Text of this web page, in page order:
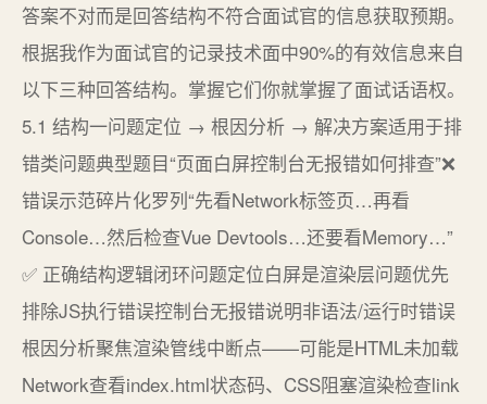
答案不对而是回答结构不符合面试官的信息获取预期。
根据我作为面试官的记录技术面中90%的有效信息来自
以下三种回答结构。掌握它们你就掌握了面试话语权。
5.1 结构一问题定位 → 根因分析 → 解决方案适用于排
错类问题典型题目“页面白屏控制台无报错如何排查”❌
错误示范碎片化罗列“先看Network标签页…再看
Console…然后检查Vue Devtools…还要看Memory…”
✅ 正确结构逻辑闭环问题定位白屏是渲染层问题优先
排除JS执行错误控制台无报错说明非语法/运行时错误
根因分析聚焦渲染管线中断点——可能是HTML未加载
Network查看index.html状态码、CSS阻塞渲染检查link